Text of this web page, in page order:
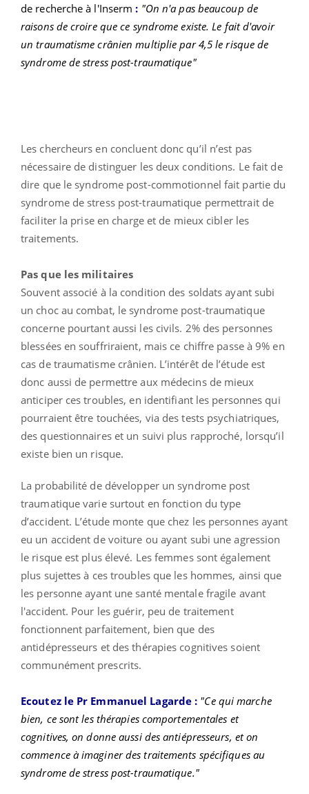
de recherche à l'Inserm : "On n'a pas beaucoup de
raisons de croire que ce syndrome existe. Le fait d'avoir
un traumatisme crânien multiplie par 4,5 le risque de
syndrome de stress post-traumatique"
Les chercheurs en concluent donc qu’il n’est pas
nécessaire de distinguer les deux conditions. Le fait de
dire que le syndrome post-commotionnel fait partie du
syndrome de stress post-traumatique permettrait de
faciliter la prise en charge et de mieux cibler les
traitements.
Pas que les militaires
Souvent associé à la condition des soldats ayant subi
un choc au combat, le syndrome post-traumatique
concerne pourtant aussi les civils. 2% des personnes
blessées en souffriraient, mais ce chiffre passe à 9% en
cas de traumatisme crânien. L’intérêt de l’étude est
donc aussi de permettre aux médecins de mieux
anticiper ces troubles, en identifiant les personnes qui
pourraient être touchées, via des tests psychiatriques,
des questionnaires et un suivi plus rapproché, lorsqu’il
existe bien un risque.
La probabilité de développer un syndrome post
traumatique varie surtout en fonction du type
d’accident. L’étude monte que chez les personnes ayant
eu un accident de voiture ou ayant subi une agression
le risque est plus élevé. Les femmes sont également
plus sujettes à ces troubles que les hommes, ainsi que
les personne ayant une santé mentale fragile avant
l'accident. Pour les guérir, peu de traitement
fonctionnent parfaitement, bien que des
antidépresseurs et des thérapies cognitives soient
communément prescrits.
Ecoutez le Pr Emmanuel Lagarde : "Ce qui marche
bien, ce sont les thérapies comportementales et
cognitives, on donne aussi des antiépresseurs, et on
commence à imaginer des traitements spécifiques au
syndrome de stress post-traumatique."